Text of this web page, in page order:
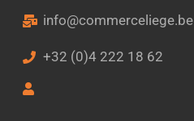
info@commerceliege.be
+32 (0)4 222 18 62